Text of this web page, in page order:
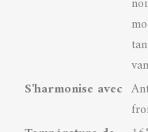
S'harmonise avec